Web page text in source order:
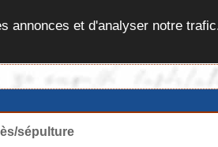
annonces et d'analyser notre
sépulture